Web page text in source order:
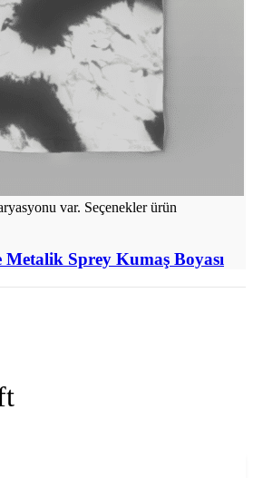
var. Seçenekler ürün
Sprey Kumaş Boyası